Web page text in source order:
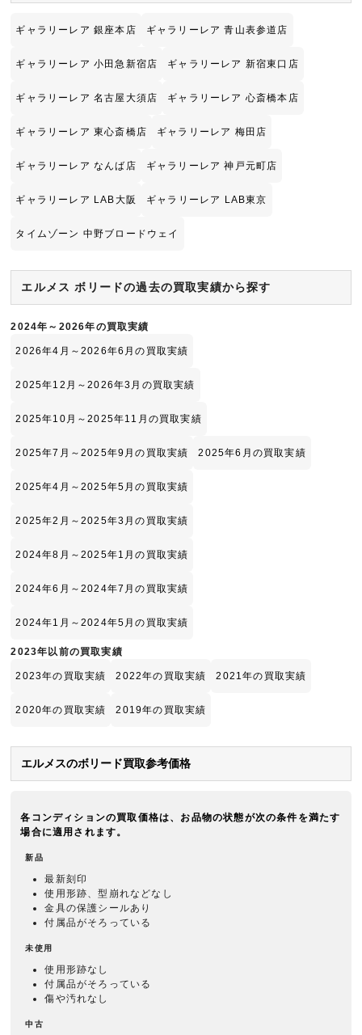
ギャラリーレア 銀座本店 ギャラリーレア 青山表参道店
ギャラリーレア 小田急新宿店 ギャラリーレア 新宿東口店
ギャラリーレア 名古屋大須店 ギャラリーレア 心斎橋本店
ギャラリーレア 東心斎橋店 ギャラリーレア 梅田店
ギャラリーレア なんば店 ギャラリーレア 神戸元町店
ギャラリーレア LAB大阪 ギャラリーレア LAB東京
タイムゾーン 中野ブロードウェイ
エルメス ボリードの過去の買取実績から探す
2024年～2026年の買取実績
2026年4月～2026年6月の買取実績
2025年12月～2026年3月の買取実績
2025年10月～2025年11月の買取実績
2025年7月～2025年9月の買取実績 2025年6月の買取実績
2025年4月～2025年5月の買取実績
2025年2月～2025年3月の買取実績
2024年8月～2025年1月の買取実績
2024年6月～2024年7月の買取実績
2024年1月～2024年5月の買取実績
2023年以前の買取実績
2023年の買取実績 2022年の買取実績 2021年の買取実績
2020年の買取実績 2019年の買取実績
エルメスのボリード買取参考価格
各コンディションの買取価格は、お品物の状態が次の条件を満たす
場合に適用されます。
新品
最新刻印
使用形跡、型崩れなどなし
金具の保護シールあり
付属品がそろっている
未使用
使用形跡なし
付属品がそろっている
傷や汚れなし
中古